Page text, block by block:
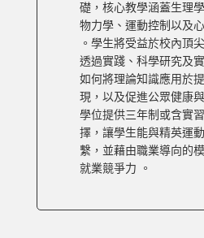
礎，核心教學涵蓋生理
物力學、運動控制以及
。學生將受益於校內頂
透過實踐、科學研究及
如何將理論知識應用於
現，以及促進公眾健康
學位提供三年制或含實
擇，讓學生能與精英運
繫，並藉由職業導向的
就業競爭力 。